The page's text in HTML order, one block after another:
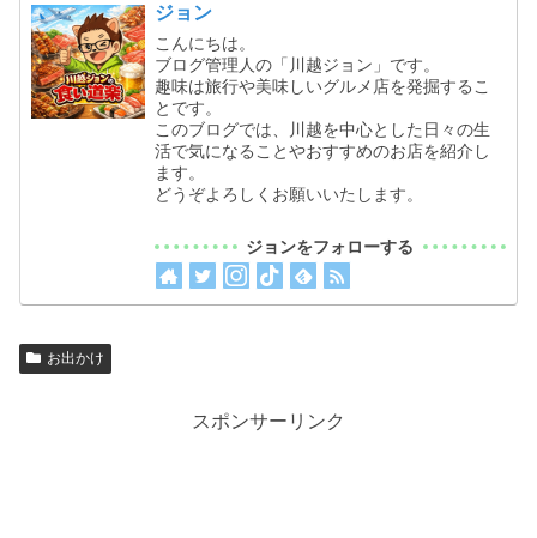
ジョン
こんにちは。
ブログ管理人の「川越ジョン」です。
趣味は旅行や美味しいグルメ店を発掘するこ
とです。
このブログでは、川越を中心とした日々の生
活で気になることやおすすめのお店を紹介し
ます。
どうぞよろしくお願いいたします。
ジョンをフォローする
お出かけ
スポンサーリンク